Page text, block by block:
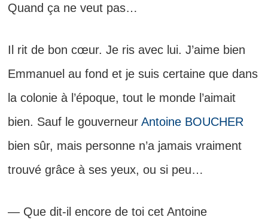
Quand ça ne veut pas…
Il rit de bon cœur. Je ris avec lui. J’aime bien
Emmanuel au fond et je suis certaine que dans
la colonie à l’époque, tout le monde l’aimait
bien. Sauf le gouverneur Antoine BOUCHER
bien sûr, mais personne n’a jamais vraiment
trouvé grâce à ses yeux, ou si peu…
— Que dit-il encore de toi cet Antoine